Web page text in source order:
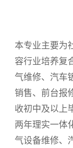
本专业主要为
容行业培养复
气维修、汽车
销售、前台报
收初中及以上
两年理实一体
气设备维修、